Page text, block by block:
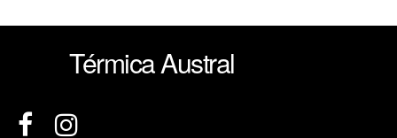
Térmica Austral